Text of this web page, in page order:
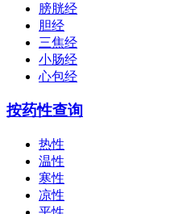
膀胱经
胆经
三焦经
小肠经
心包经
按药性查询
热性
温性
寒性
凉性